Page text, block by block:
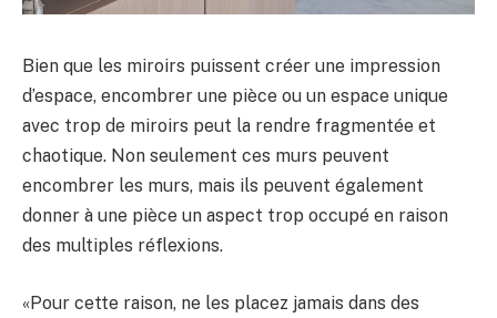
Bien que les miroirs puissent créer une impression
d’espace, encombrer une pièce ou un espace unique
avec trop de miroirs peut la rendre fragmentée et
chaotique. Non seulement ces murs peuvent
encombrer les murs, mais ils peuvent également
donner à une pièce un aspect trop occupé en raison
des multiples réflexions.
«Pour cette raison, ne les placez jamais dans des